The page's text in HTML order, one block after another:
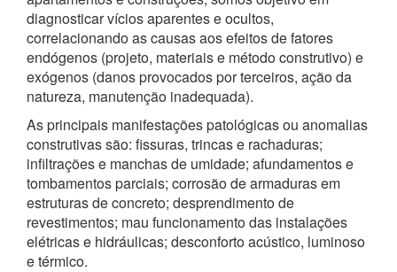
diagnosticar vícios aparentes e ocultos,
correlacionando as causas aos efeitos de fatores
endógenos (projeto, materiais e método construtivo) e
exógenos (danos provocados por terceiros, ação da
natureza, manutenção inadequada).
As principais manifestações patológicas ou anomalias
construtivas são: fissuras, trincas e rachaduras;
infiltrações e manchas de umidade; afundamentos e
tombamentos parciais; corrosão de armaduras em
estruturas de concreto; desprendimento de
revestimentos; mau funcionamento das instalações
elétricas e hidráulicas; desconforto acústico, luminoso
e térmico.